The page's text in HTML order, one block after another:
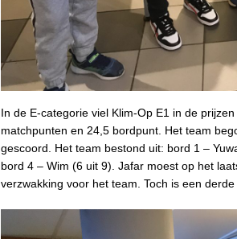
In de E-categorie viel Klim-Op E1 in de
matchpunten en 24,5 bordpunt. Het team
gescoord. Het team bestond uit: bord 1 –
bord 4 – Wim (6 uit 9). Jafar moest op het
verzwakking voor het team. Toch is een